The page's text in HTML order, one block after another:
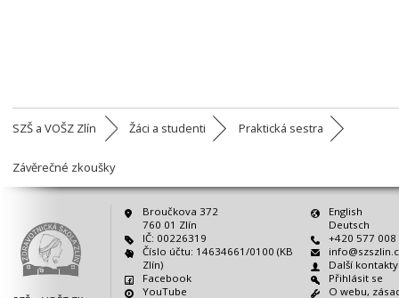
SZŠ a VOŠZ Zlín Žáci a studenti Praktická sestra
Závěrečné zkoušky
Broučkova 372
760 01 Zlín
English
Deutsch
IČ: 00226319
Číslo účtu: 14634661/0100 (KB
Zlín)
+420 577 008
Další
Facebook
YouTube
Přihlásit se
O webu,